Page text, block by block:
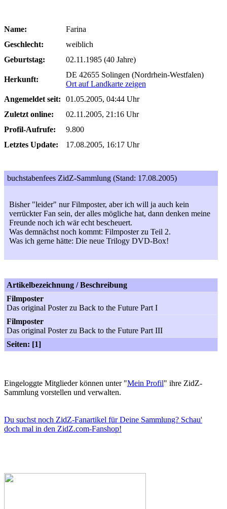
Name:
Farina
Geschlecht:
weiblich
Geburtstag:
02.11.1985 (40 Jahre)
Herkunft:
DE 42655 Solingen (Nordrhein-Westfalen)
Ort auf Landkarte zeigen
Angemeldet seit:
01.05.2005, 04:44 Uhr
Zuletzt online:
02.11.2005, 21:16 Uhr
Profil-Aufrufe:
9.800
Letztes Update:
17.08.2005, 16:17 Uhr
buchstabenfees ZidZ-Sammlung (Stand: 17.08.2005)
Bisher "leider" nur Filmposter, aber ich will ja auch kein
verrückter Fan sein, der alles mögliche hat, dann denken meine
Freunde noch ich wär echt bescheuert.
Was demnächst noch kommt: Filmposter zu Teil 2.
Was ich gerne hätte: Die neue Trilogy DVD-Box!
Artikelbezeichnung / Beschreibung
Filmposter
Das original Poster zu Back to the Future Part I
Filmposter
Das original Poster zu Back to the Future Part III
Seiten: [1]
Eingeloggte Mitglieder können unter "Mein Profil" ihre ZidZ-
Sammlung vorstellen und verwalten.
Du suchst noch ZidZ-Fanartikel für Deine Sammlung? Schau'
doch mal in den ZidZ.com-Fanshop!